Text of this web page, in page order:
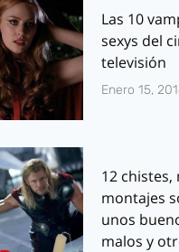
Las 10
sexys del
televisión
Enero 15,
12 chistes,
montajes
unos
malos y